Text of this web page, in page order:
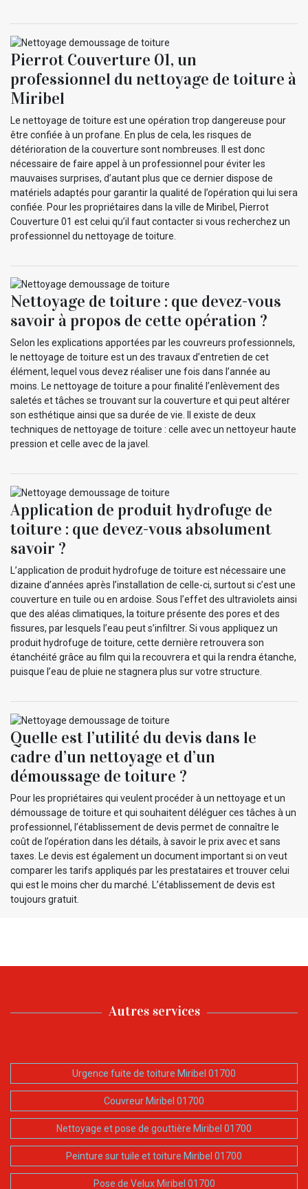
Pierrot Couverture 01, un
professionnel du nettoyage de toiture à
Miribel
Le nettoyage de toiture est une opération trop dangereuse pour
être confiée à un profane. En plus de cela, les risques de
détérioration de la couverture sont nombreuses. Il est donc
nécessaire de faire appel à un professionnel pour éviter les
mauvaises surprises, d’autant plus que ce dernier dispose de
matériels adaptés pour garantir la qualité de l’opération qui lui sera
confiée. Pour les propriétaires dans la ville de Miribel, Pierrot
Couverture 01 est celui qu’il faut contacter si vous recherchez un
professionnel du nettoyage de toiture.
Nettoyage de toiture : que devez-vous
savoir à propos de cette opération ?
Selon les explications apportées par les couvreurs professionnels,
le nettoyage de toiture est un des travaux d’entretien de cet
élément, lequel vous devez réaliser une fois dans l’année au
moins. Le nettoyage de toiture a pour finalité l’enlèvement des
saletés et tâches se trouvant sur la couverture et qui peut altérer
son esthétique ainsi que sa durée de vie. Il existe de deux
techniques de nettoyage de toiture : celle avec un nettoyeur haute
pression et celle avec de la javel.
Application de produit hydrofuge de
toiture : que devez-vous absolument
savoir ?
L’application de produit hydrofuge de toiture est nécessaire une
dizaine d’années après l’installation de celle-ci, surtout si c’est une
couverture en tuile ou en ardoise. Sous l’effet des ultraviolets ainsi
que des aléas climatiques, la toiture présente des pores et des
fissures, par lesquels l’eau peut s’infiltrer. Si vous appliquez un
produit hydrofuge de toiture, cette dernière retrouvera son
étanchéité grâce au film qui la recouvrera et qui la rendra étanche,
puisque l’eau de pluie ne stagnera plus sur votre structure.
Quelle est l’utilité du devis dans le
cadre d’un nettoyage et d’un
démoussage de toiture ?
Pour les propriétaires qui veulent procéder à un nettoyage et un
démoussage de toiture et qui souhaitent déléguer ces tâches à un
professionnel, l’établissement de devis permet de connaître le
coût de l’opération dans les détails, à savoir le prix avec et sans
taxes. Le devis est également un document important si on veut
comparer les tarifs appliqués par les prestataires et trouver celui
qui est le moins cher du marché. L’établissement de devis est
toujours gratuit.
Autres services
Urgence fuite de toiture Miribel 01700
Couvreur Miribel 01700
Nettoyage et pose de gouttière Miribel 01700
Peinture sur tuile et toiture Miribel 01700
Pose de Velux Miribel 01700